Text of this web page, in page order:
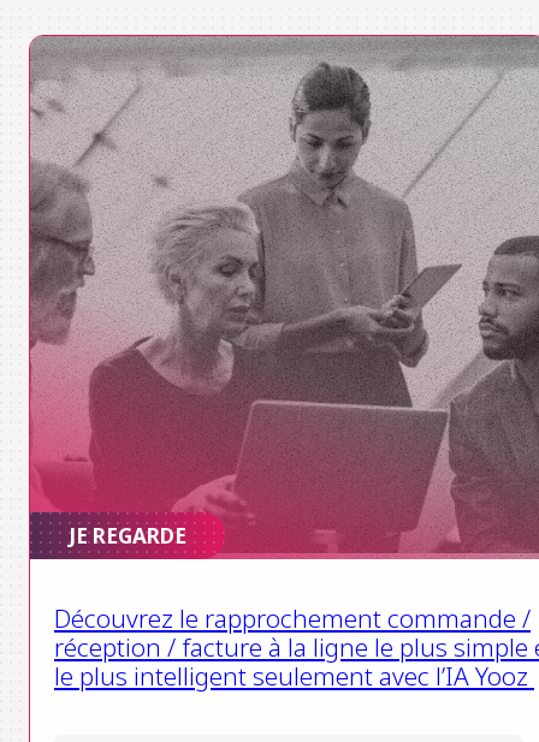
JE REGARDE
Découvrez le rapprochement commande /
réception / facture à la ligne le plus simple
le plus intelligent seulement avec l’IA Yooz